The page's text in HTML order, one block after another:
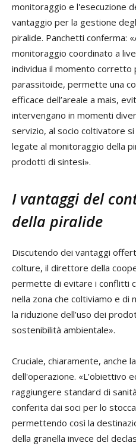
monitoraggio e l'esecuzione
vantaggio per la gestione
piralide. Panchetti conferma:
monitoraggio coordinato a
individua il momento corretto
parassitoide, permette una
efficace dell’areale a mais,
intervengano in momenti
servizio, al socio coltivatore
legate al monitoraggio della
prodotti di sintesi».
I vantaggi del
della piralide
Discutendo dei vantaggi
colture, il direttore della
permette di evitare i conflitti
nella zona che coltiviamo e
la riduzione dell’uso dei
sostenibilità ambientale».
Cruciale, chiaramente, anche
dell'operazione. «L’obiettivo
raggiungere standard di
conferita dai soci per lo
permettendo così la
della granella invece del